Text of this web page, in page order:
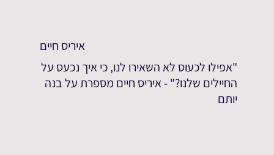
איריס חיים
"אפילו לכעוס לא השאירו לנו, כי איך נכעס על
החיילים שלנו?" - איריס חיים מספרת על בנה
יותם